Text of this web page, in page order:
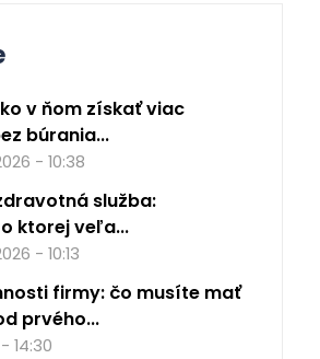
v ňom získať viac
búrania...
- 10:38
služba:
ktorej veľa...
- 10:13
firmy: čo musíte mať
prvého...
14:30